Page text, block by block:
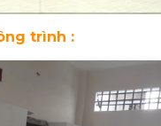
trình :